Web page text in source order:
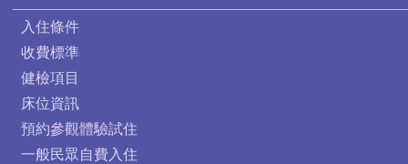
入住條件
收費標準
健檢項目
床位資訊
預約參觀體驗試住
一般民眾自費入住